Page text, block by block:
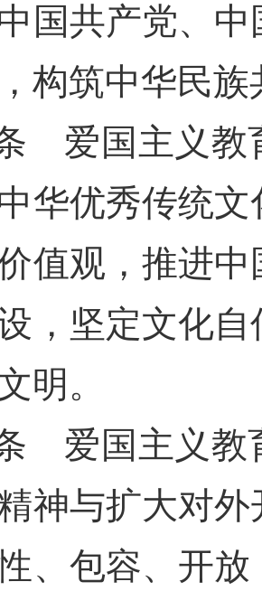
国共产党、
构筑中华民
爱国主义教
华优秀传统
值观，推进
，坚定文化
明。
爱国主义教
神与扩大对
、包容、开